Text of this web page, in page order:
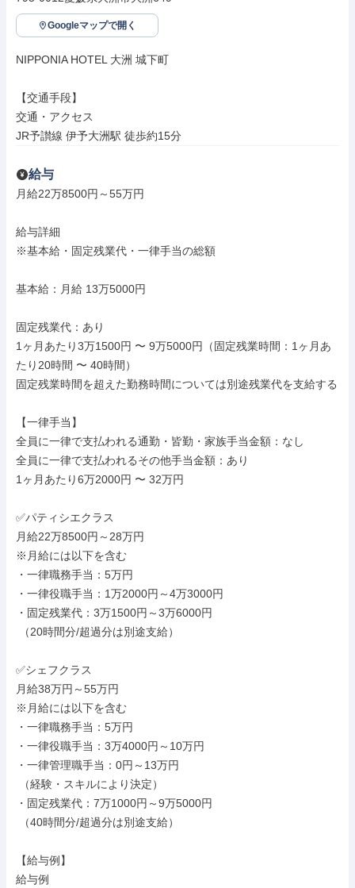
Googleマップで開く
NIPPONIA HOTEL 大洲 城下町
【交通手段】
交通・アクセス
JR予讃線 伊予大洲駅 徒歩約15分
給与
月給22万8500円～55万円
給与詳細
※基本給・固定残業代・一律手当の総額
基本給：月給 13万5000円
固定残業代：あり
1ヶ月あたり3万1500円 〜 9万5000円（固定残業時間：1ヶ月あ
たり20時間 〜 40時間）
固定残業時間を超えた勤務時間については別途残業代を支給する
【一律手当】
全員に一律で支払われる通勤・皆勤・家族手当金額：なし
全員に一律で支払われるその他手当金額：あり
1ヶ月あたり6万2000円 〜 32万円
✅パティシエクラス
月給22万8500円～28万円
※月給には以下を含む
・一律職務手当：5万円
・一律役職手当：1万2000円～4万3000円
・固定残業代：3万1500円～3万6000円
✅シェフクラス
月給38万円～55万円
※月給には以下を含む
・一律職務手当：5万円
・一律役職手当：3万4000円～10万円
・一律管理職手当：0円～13万円
・固定残業代：7万1000円～9万5000円
【給与例】
給与例